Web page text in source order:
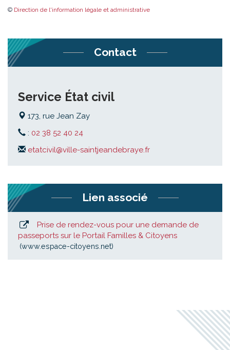
© Direction de l'information légale et administrative
Contact
Service État civil
173, rue Jean Zay
: 02 38 52 40 24
etatcivil@ville-saintjeandebraye.fr
Lien associé
Prise de rendez-vous pour une demande de
passeports sur le Portail Familles & Citoyens
www.espace-citoyens.net